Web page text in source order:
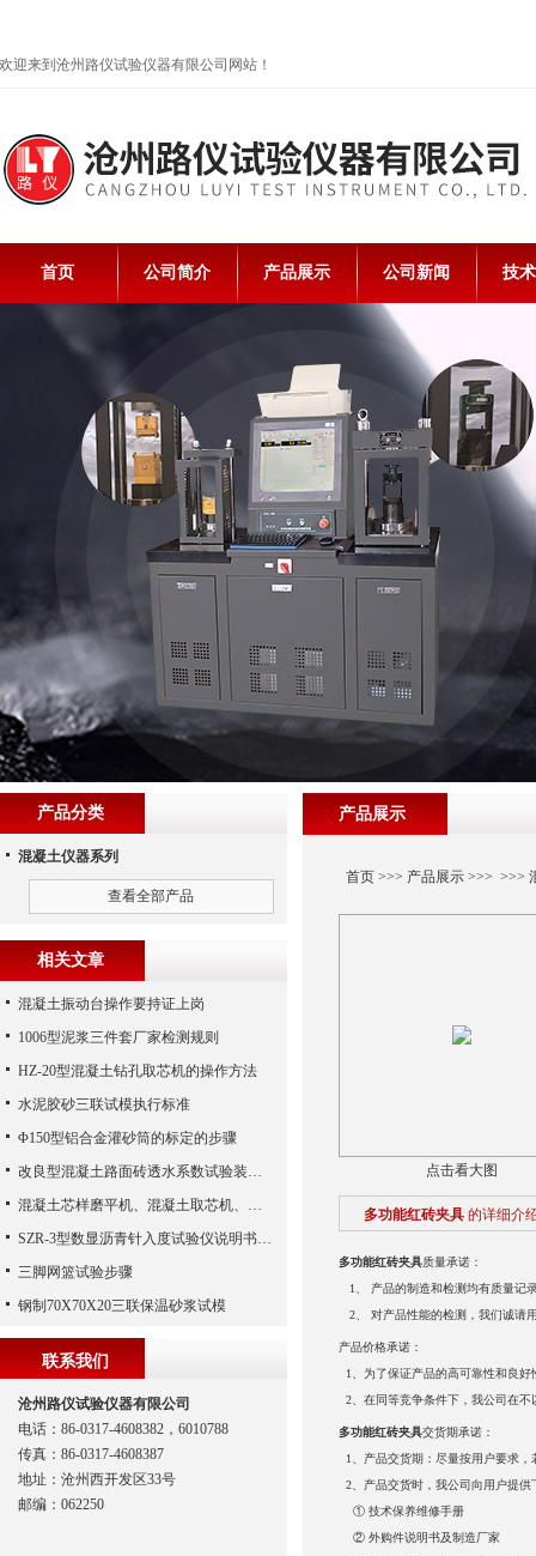
欢迎来到沧州路仪试验仪器有限公司网站！
首页 公司简介 产品展示 公司新闻 技
产品展示
首页>>> 产品展示>>> >>>
点击看大图
多功能红砖夹具 的详细介
多功能红砖夹具质量承诺：
1、 产品的制造和检测均有质量记
2、 对产品性能的检测，我们诚请
产品价格承诺：
1、为了保证产品的高可靠性和良
2、在同等竞争条件下，我公司在
多功能红砖夹具交货期承诺：
1、产品交货期：尽量按用户要求
2、产品交货时，我公司向用户提供
① 技术保养维修手册
② 外购件说明书及制造厂家
产品分类
混凝土仪器系列
查看全部产品
相关文章
混凝土振动台操作要持证上岗
1006型泥浆三件套厂家检测规则
HZ-20型混凝土钻孔取芯机的操作方法
水泥胶砂三联试模执行标准
Φ150型铝合金灌砂筒的标定的步骤
改良型混凝土路面砖透水系数试验装置势
混凝土芯样磨平机、混凝土取芯机、混凝土钻芯机、混凝土磨平机
SZR-3型数显沥青针入度试验仪说明书、沥青针入度仪、数显沥青针入度测定仪（沧州路仪）
三脚网篮试验步骤
钢制70X70X20三联保温砂浆试模
联系我们
沧州路仪试验仪器有限公司
电话：86-0317-4608382，6010788
传真：86-0317-4608387
地址：沧州西开发区33号
邮编：062250